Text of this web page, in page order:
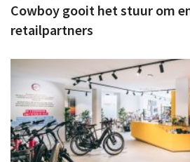
Cowboy gooit het stuur om
retailpartners